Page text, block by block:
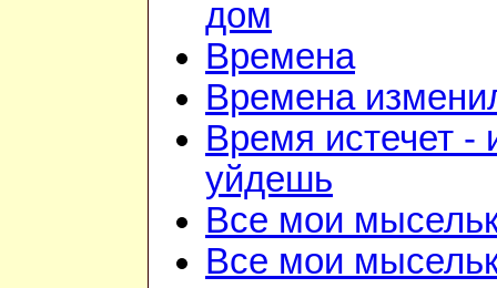
дом
Времена
Времена
Время истечет -
уйдешь
Все мои
Все мои